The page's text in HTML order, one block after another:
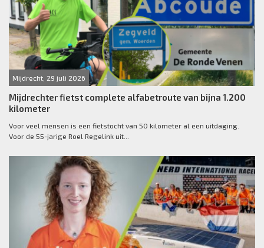
Mijdrecht, 29 juli 2026
Mijdrechter fietst complete alfabetroute van bijna 1.200
kilometer
Voor veel mensen is een fietstocht van 50 kilometer al een uitdaging.
Voor de 55-jarige Roel Regelink uit...